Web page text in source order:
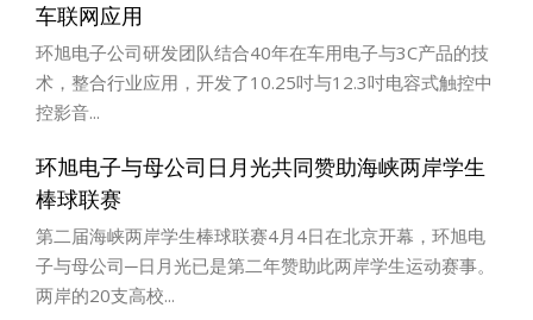
车联网应用
环旭电子公司研发团队结合40年在车用电子与3C产品的技
术，整合行业应用，开发了10.25吋与12.3吋电容式触控中
控影音...
环旭电子与母公司日月光共同赞助海峡两岸学生
棒球联赛
第二届海峡两岸学生棒球联赛4月4日在北京开幕，环旭电
子与母公司─日月光已是第二年赞助此两岸学生运动赛事。
两岸的20支高校...